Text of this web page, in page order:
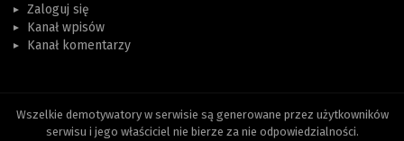
Zaloguj się
Kanał wpisów
Kanał komentarzy
Wszelkie demotywatory w serwisie są generowane przez użytkowników
serwisu i jego właściciel nie bierze za nie odpowiedzialności.